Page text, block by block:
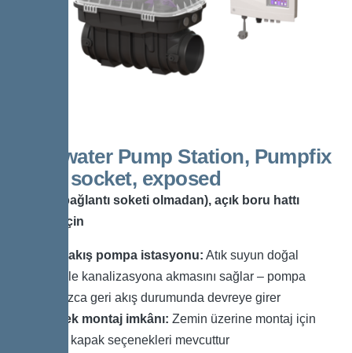
Backwater Pump Station, Pumpfix
F w/o socket, exposed
Prizsiz (bağlantı soketi olmadan), açık boru hattı
montajı için
Geri akış pompa istasyonu: Atık suyun doğal
eğimle kanalizasyona akmasını sağlar – pompa
yalnızca geri akış durumunda devreye girer
Esnek montaj imkânı: Zemin üzerine montaj için
farklı kapak seçenekleri mevcuttur